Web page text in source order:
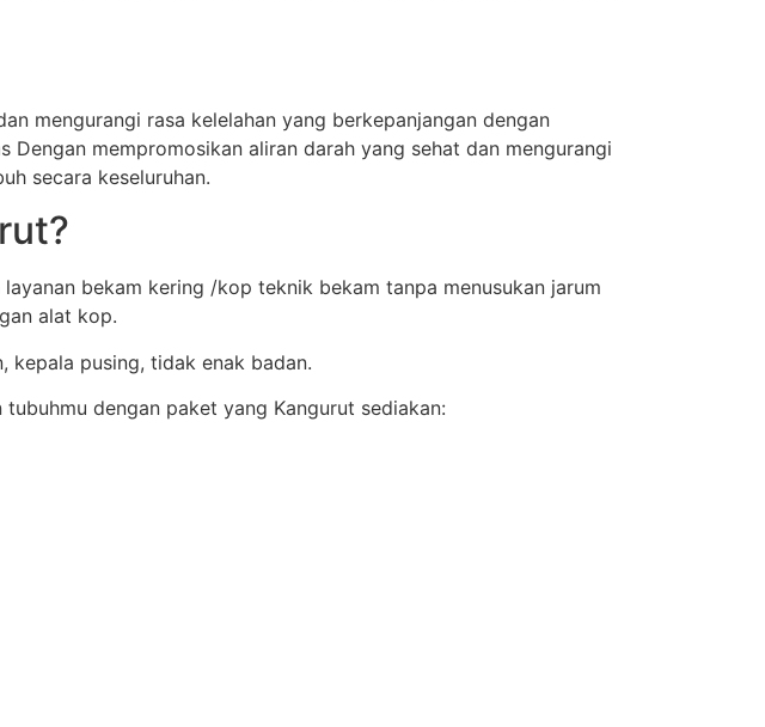
mengurangi rasa kelelahan yang berkepanjangan dengan
mempromosikan aliran darah yang sehat dan mengurangi
secara keseluruhan.
bekam kering /kop teknik bekam tanpa menusukan jarum
alat kop.
kepala pusing, tidak enak badan.
tubuhmu dengan paket yang Kangurut sediakan: